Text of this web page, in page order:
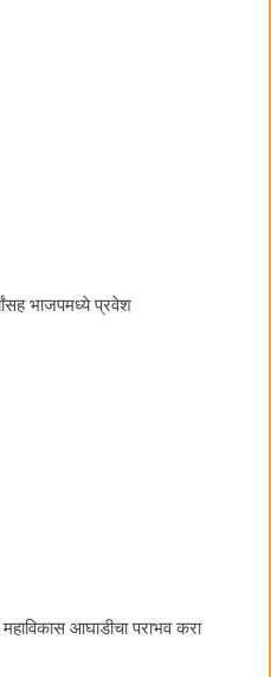
भाजपमध्ये प्रवेश
महाविकास आघाडीचा पराभव करा